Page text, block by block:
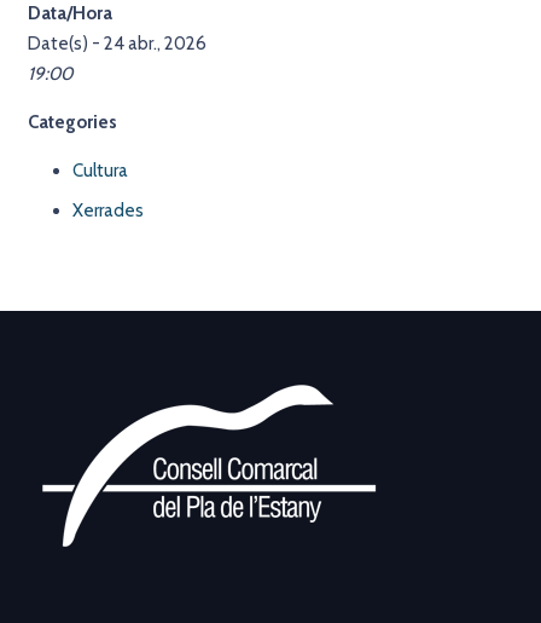
Data/Hora
Date(s) - 24 abr., 2026
19:00
Categories
Cultura
Xerrades